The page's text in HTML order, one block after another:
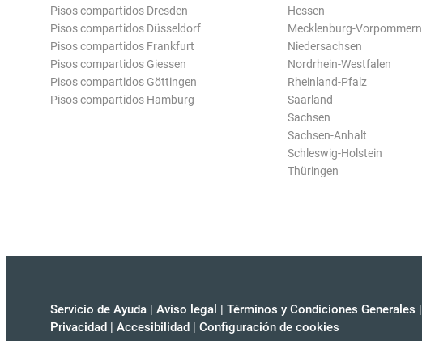
Pisos compartidos Dresden
Pisos compartidos Düsseldorf
Pisos compartidos Frankfurt
Pisos compartidos Giessen
Pisos compartidos Göttingen
Pisos compartidos Hamburg
Hessen
Mecklenburg-Vorpommern
Niedersachsen
Nordrhein-Westfalen
Rheinland-Pfalz
Saarland
Sachsen
Sachsen-Anhalt
Schleswig-Holstein
Thüringen
Servicio de Ayuda | Aviso legal | Términos y Condiciones Generales |
Privacidad | Accesibilidad | Configuración de cookies